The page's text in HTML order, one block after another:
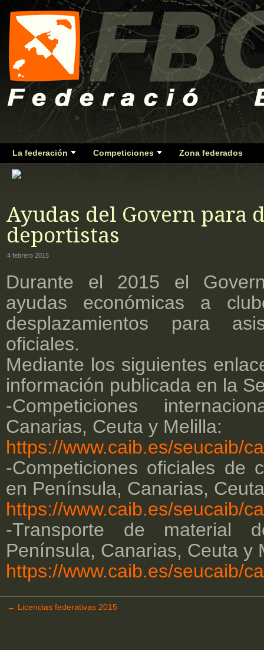
La federación Competiciones Zona federados
Ayudas del Govern para
deportistas
4 febrero 2015
Durante el 2015 el
ayudas económicas a
desplazamientos para
oficiales.
Mediante los siguientes
información publicada en la
-Competiciones
Canarias, Ceuta y Melilla:
https://www.caib.es/seucaib/
-Competiciones oficiales de
en Península, Canarias,
https://www.caib.es/seucaib/
-Transporte de material
Península, Canarias, Ceuta y
https://www.caib.es/seucaib/
← Licencias federativas 2015